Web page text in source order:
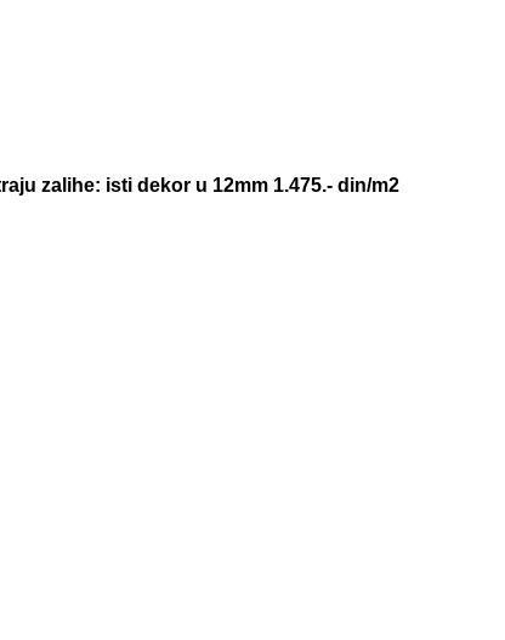
zalihe: isti dekor u 12mm 1.475.- din/m2